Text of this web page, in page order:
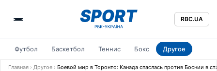
RBC.UA
Футбол Баскетбол Теннис Бокс Другое
Главная › Другое › Боевой мир в Торонто: Канада спаслась против Боснии в